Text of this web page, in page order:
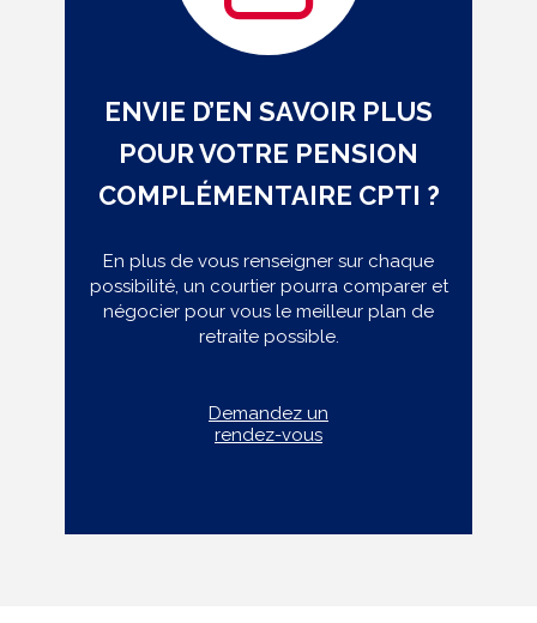
ENVIE D’EN SAVOIR PLUS
POUR VOTRE PENSION
COMPLÉMENTAIRE CPTI ?
En plus de vous renseigner sur chaque
possibilité, un courtier pourra comparer et
négocier pour vous le meilleur plan de
retraite possible.
Demandez un
rendez-vous